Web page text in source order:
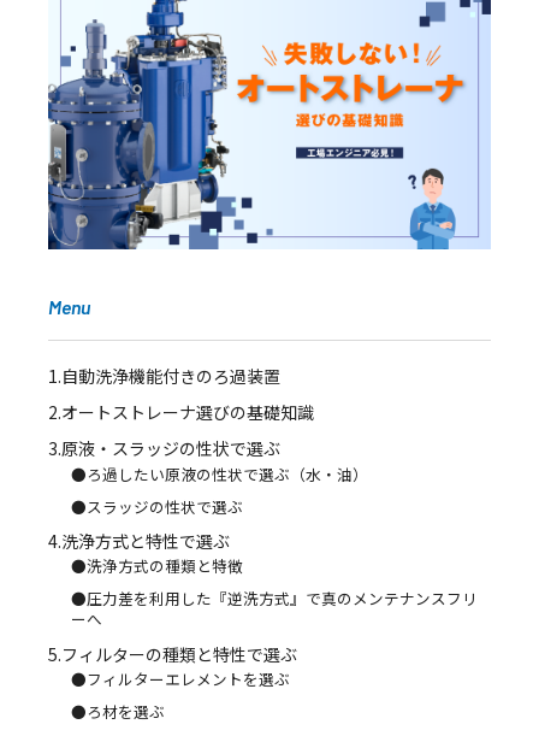
Menu
1.自動洗浄機能付きのろ過装置
2.オートストレーナ選びの基礎知識
3.原液・スラッジの性状で選ぶ
●ろ過したい原液の性状で選ぶ（水・油）
●スラッジの性状で選ぶ
4.洗浄方式と特性で選ぶ
●洗浄方式の種類と特徴
●圧力差を利用した『逆洗方式』で真のメンテナンスフリ
ーへ
5.フィルターの種類と特性で選ぶ
●フィルターエレメントを選ぶ
●ろ材を選ぶ